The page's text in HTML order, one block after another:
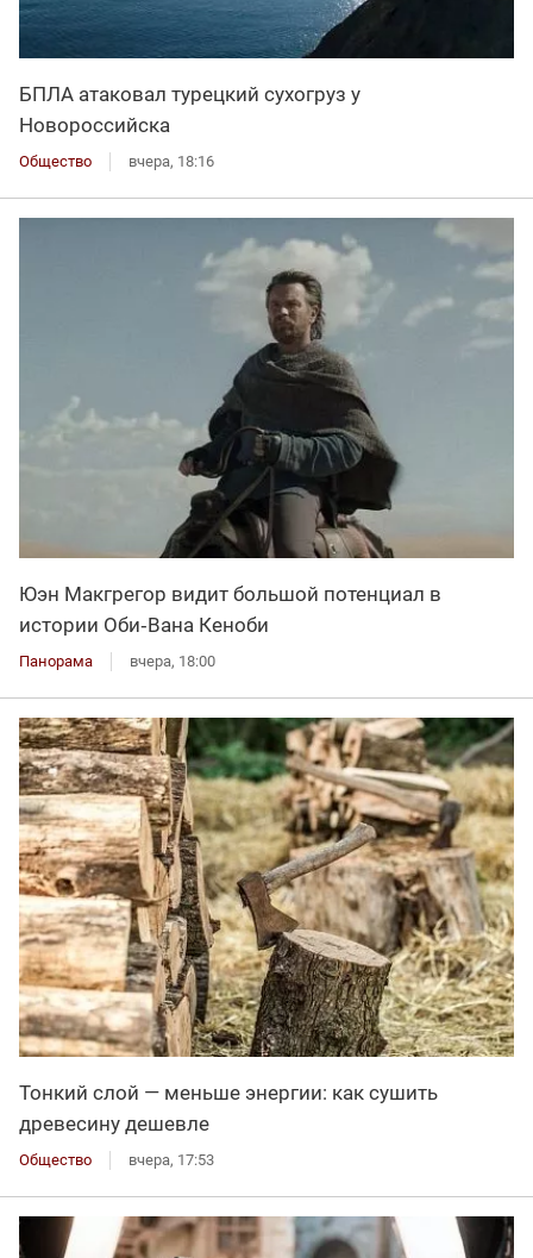
БПЛА атаковал турецкий сухогруз у
Новороссийска
Общество вчера, 18:16
Юэн Макгрегор видит большой потенциал в
истории Оби‑Вана Кеноби
Панорама вчера, 18:00
Тонкий слой — меньше энергии: как сушить
древесину дешевле
Общество вчера, 17:53